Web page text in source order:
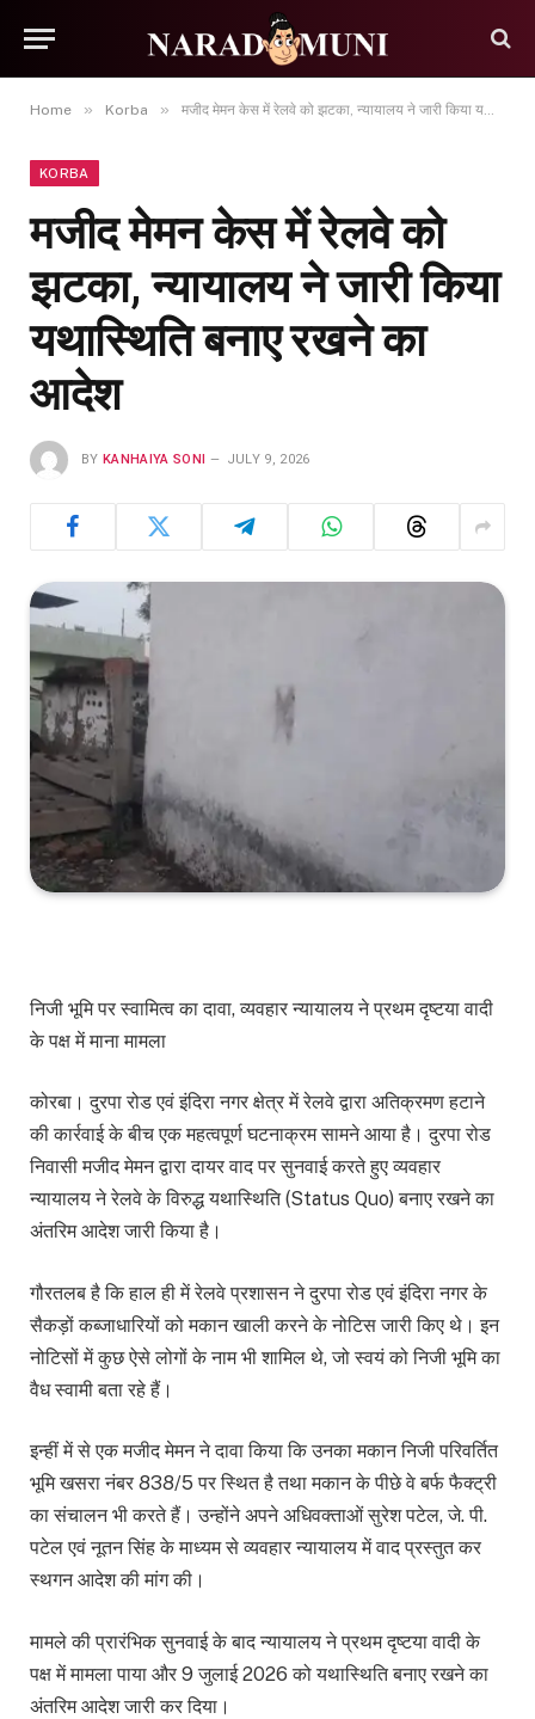
Home » Korba » मजीद मेमन केस में रेलवे को झटका, न्यायालय ने जारी किया यथास्थिति बनाए रखने का आदेश
KORBA
मजीद मेमन केस में रेलवे को
झटका, न्यायालय ने जारी किया
यथास्थिति बनाए रखने का
आदेश
BY KANHAIYA SONI JULY 9, 2026
निजी भूमि पर स्वामित्व का दावा, व्यवहार न्यायालय ने प्रथम दृष्टया वादी
के पक्ष में माना मामला
कोरबा। दुरपा रोड एवं इंदिरा नगर क्षेत्र में रेलवे द्वारा अतिक्रमण हटाने
की कार्रवाई के बीच एक महत्वपूर्ण घटनाक्रम सामने आया है। दुरपा रोड
निवासी मजीद मेमन द्वारा दायर वाद पर सुनवाई करते हुए व्यवहार
न्यायालय ने रेलवे के विरुद्ध यथास्थिति (Status Quo) बनाए रखने का
अंतरिम आदेश जारी किया है।
गौरतलब है कि हाल ही में रेलवे प्रशासन ने दुरपा रोड एवं इंदिरा नगर के
सैकड़ों कब्जाधारियों को मकान खाली करने के नोटिस जारी किए थे। इन
नोटिसों में कुछ ऐसे लोगों के नाम भी शामिल थे, जो स्वयं को निजी भूमि का
वैध स्वामी बता रहे हैं।
इन्हीं में से एक मजीद मेमन ने दावा किया कि उनका मकान निजी परिवर्तित
भूमि खसरा नंबर 838/5 पर स्थित है तथा मकान के पीछे वे बर्फ फैक्ट्री
का संचालन भी करते हैं। उन्होंने अपने अधिवक्ताओं सुरेश पटेल, जे. पी.
पटेल एवं नूतन सिंह के माध्यम से व्यवहार न्यायालय में वाद प्रस्तुत कर
स्थगन आदेश की मांग की।
मामले की प्रारंभिक सुनवाई के बाद न्यायालय ने प्रथम दृष्टया वादी के
पक्ष में मामला पाया और 9 जुलाई 2026 को यथास्थिति बनाए रखने का
अंतरिम आदेश जारी कर दिया।